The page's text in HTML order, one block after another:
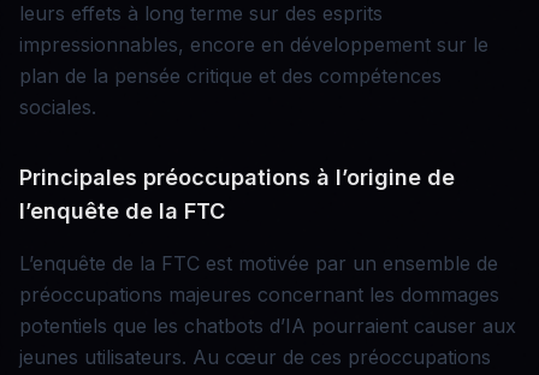
leurs effets à long terme sur des esprits
impressionnables, encore en développement sur le
plan de la pensée critique et des compétences
sociales.
Principales préoccupations à l’origine de
l’enquête de la FTC
L’enquête de la FTC est motivée par un ensemble de
préoccupations majeures concernant les dommages
potentiels que les chatbots d’IA pourraient causer aux
jeunes utilisateurs. Au cœur de ces préoccupations